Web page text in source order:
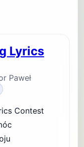
Lyrics
Paweł
Contest